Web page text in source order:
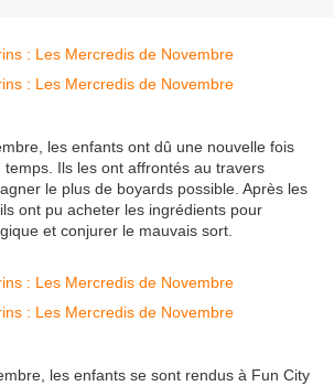
les enfants ont dû une nouvelle fois
Ils les ont affrontés au travers
le plus de boyards possible. Après les
ont pu acheter les ingrédients pour
et conjurer le mauvais sort.
les enfants se sont rendus à Fun City